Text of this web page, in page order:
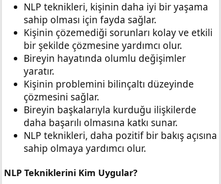
NLP teknikleri, kişinin daha iyi bir yaşama
sahip olması için fayda sağlar.
Kişinin çözemediği sorunları kolay ve etkili
bir şekilde çözmesine yardımcı olur.
Bireyin hayatında olumlu değişimler
yaratır.
Kişinin problemini bilinçaltı düzeyinde
çözmesini sağlar.
Bireyin başkalarıyla kurduğu ilişkilerde
daha başarılı olmasına katkı sunar.
NLP teknikleri, daha pozitif bir bakış açısına
sahip olmaya yardımcı olur.
NLP Tekniklerini Kim Uygular?